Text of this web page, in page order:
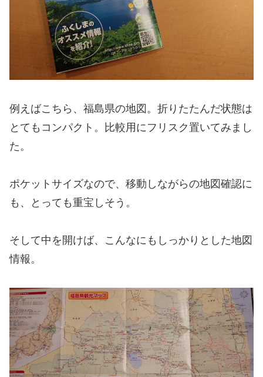
例えばこちら、福島県の地図。折りたたんだ状態は
とてもコンパクト。比較用にフリスク置いてみまし
た。
ポケットサイズなので、移動しながらの地図確認に
も、とっても重宝しそう。
そして中を開けば、こんなにもしっかりとした地図
情報。